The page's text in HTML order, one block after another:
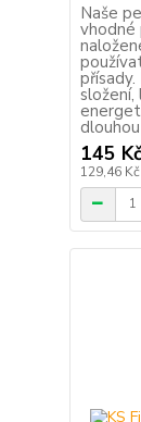
Naše
vhodné
složení,
145 Kč
129,46 Kč